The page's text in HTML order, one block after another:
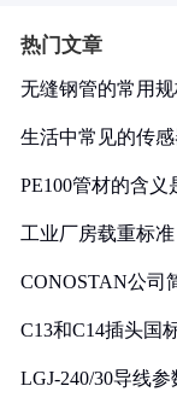
热门文章
无缝钢管的常用
生活中常见的传
PE100管材的含义
工业厂房载重标
CONOSTAN公司
C13和C14插头国
LGJ-240/30导线